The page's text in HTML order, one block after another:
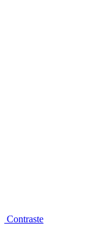
Contraste